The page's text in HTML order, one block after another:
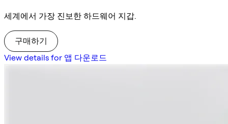
세계에서 가장 진보한 하드웨어 지갑.
구매하기
View details for 앱 다운로드